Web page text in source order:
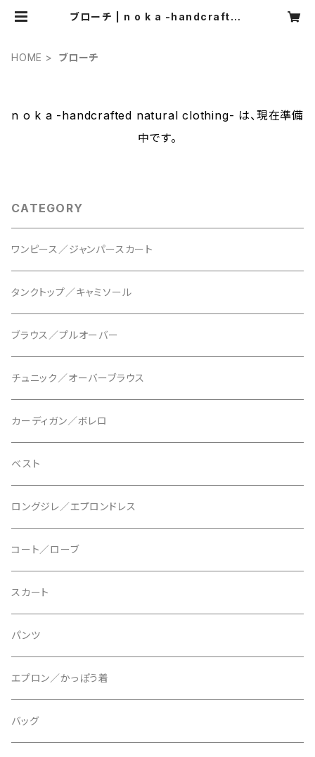
ブローチ | n o k a -handcrafted
HOME ブローチ
n o k a -handcrafted natural clothing- は、現在準備
中です。
CATEGORY
ワンピース／ジャンパースカート
タンクトップ／キャミソール
ブラウス／プルオーバー
チュニック／オーバーブラウス
カーディガン／ボレロ
ベスト
ロングジレ／エプロンドレス
コート／ローブ
スカート
パンツ
エプロン／かっぽう着
バッグ